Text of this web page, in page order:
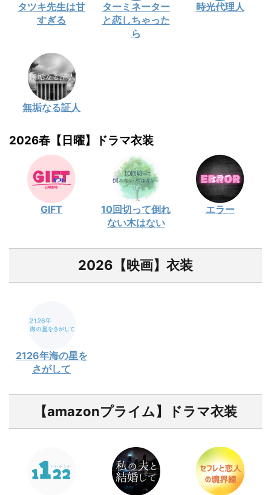
タツキ先生は甘
すぎる
ターミネーター
と恋しちゃった
ら
時光代理人
無垢なる証人
2026春【日曜】ドラマ衣装
GIFT
10回切って倒れ
ない木はない
エラー
2026【映画】衣装
2126年海の星を
さがして
【amazonプライム】ドラマ衣装